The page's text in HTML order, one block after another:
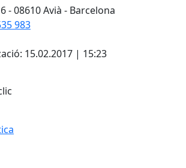
- 08610 Avià - Barcelona
983
15.02.2017 | 15:23